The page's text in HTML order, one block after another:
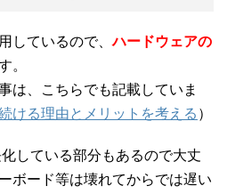
しているので、ハードウェアの
。
は、こちらでも記載していま
ける理由とメリットを考える ）
している部分もあるので大丈
ボード等は壊れてからでは遅い